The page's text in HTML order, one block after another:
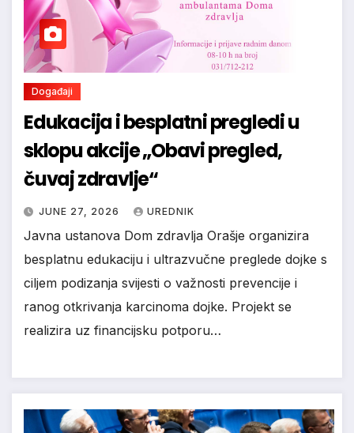
Događaji
Edukacija i besplatni pregledi u
sklopu akcije „Obavi pregled,
čuvaj zdravlje“
JUNE 27, 2026 UREDNIK
Javna ustanova Dom zdravlja Orašje organizira
besplatnu edukaciju i ultrazvučne preglede dojke s
ciljem podizanja svijesti o važnosti prevencije i
ranog otkrivanja karcinoma dojke. Projekt se
realizira uz financijsku potporu…